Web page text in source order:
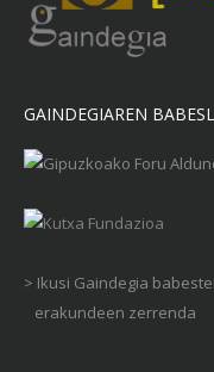
GAINDEGIAREN
> Ikusi Gaindegia
erakundeen zerrenda